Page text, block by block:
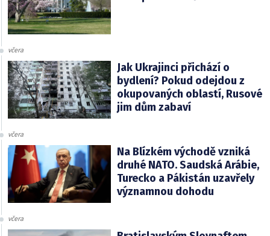
včera
Jak Ukrajinci přichází o
bydlení? Pokud odejdou z
okupovaných oblastí, Rusové
jim dům zabaví
včera
Na Blízkém východě vzniká
druhé NATO. Saudská Arábie,
Turecko a Pákistán uzavřely
významnou dohodu
včera